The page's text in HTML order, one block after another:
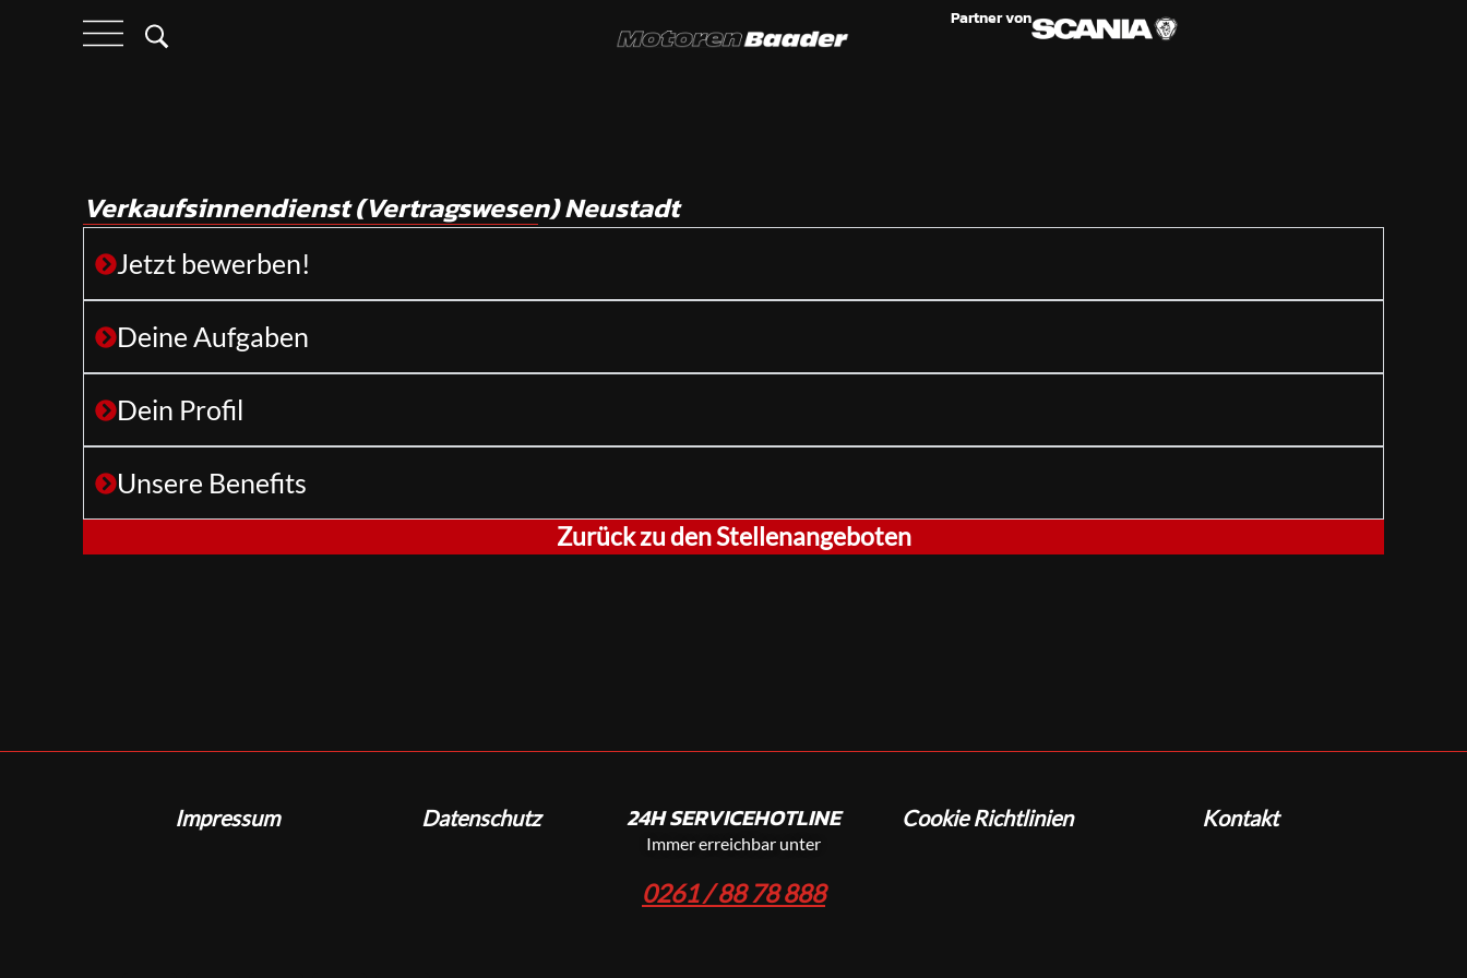
Partner von
Verkaufsinnendienst (Vertragswesen) Neustadt
Jetzt bewerben!
Deine Aufgaben
Dein Profil
Unsere Benefits
Zurück zu den Stellenangeboten
Impressum Datenschutz 24H SERVICEHOTLINE
Immer erreichbar unter
0261 / 88 78 888
Cookie Richtlinien Kontakt